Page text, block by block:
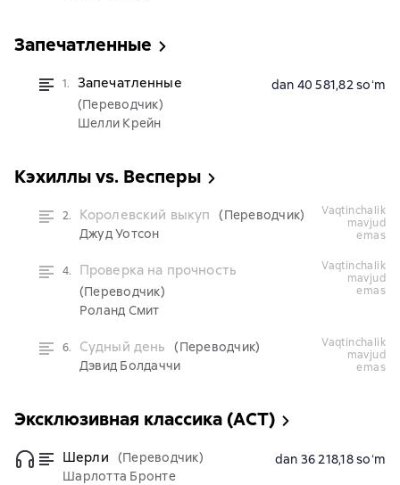
Запечатленные
1. Запечатленные
(Переводчик)
Шелли Крейн
dan 40 581,82 soʻm
Кэхиллы vs. Весперы
2. Королевский выкуп
(Переводчик)
Джуд Уотсон
vaqtinchalik
mavjud
emas
4. Проверка на прочность
(Переводчик)
Роланд Смит
vaqtinchalik
mavjud
emas
6. Судный день
(Переводчик)
Дэвид Болдаччи
vaqtinchalik
mavjud
emas
Эксклюзивная классика (АСТ)
Шерли
(Переводчик)
Шарлотта Бронте
dan 36 218,18 soʻm